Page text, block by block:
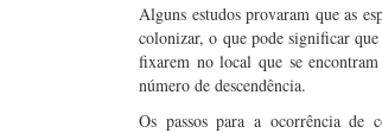
Alguns estudos provaram que as
colonizar, o que pode significar
fixarem no local que se
número de descendência.
Os passos para a ocorrência de